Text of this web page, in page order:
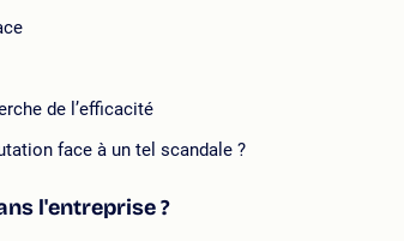
de l’efficacité
face à un tel scandale ?
l'entreprise ?